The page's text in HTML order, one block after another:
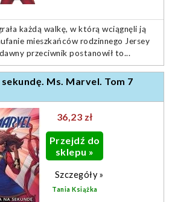
każdą walkę, w którą wciągnęli ją
mieszkańców rodzinnego Jersey
przeciwnik postanowił to...
Ms. Marvel. Tom 7
36,23 zł
Przejdź do
sklepu »
Szczegóły »
Tania Książka